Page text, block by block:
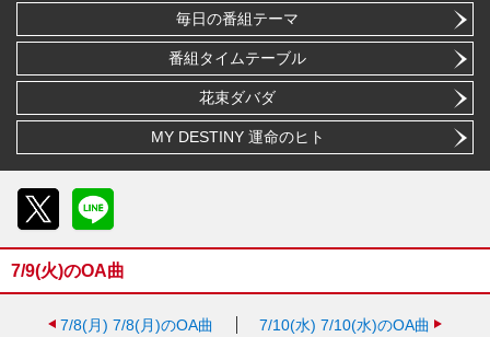
毎日の番組テーマ
番組タイムテーブル
花束ダバダ
MY DESTINY 運命のヒト
7/9(火)のOA曲
7/8(月) 7/8(月)のOA曲 7/10(水) 7/10(水)のOA曲